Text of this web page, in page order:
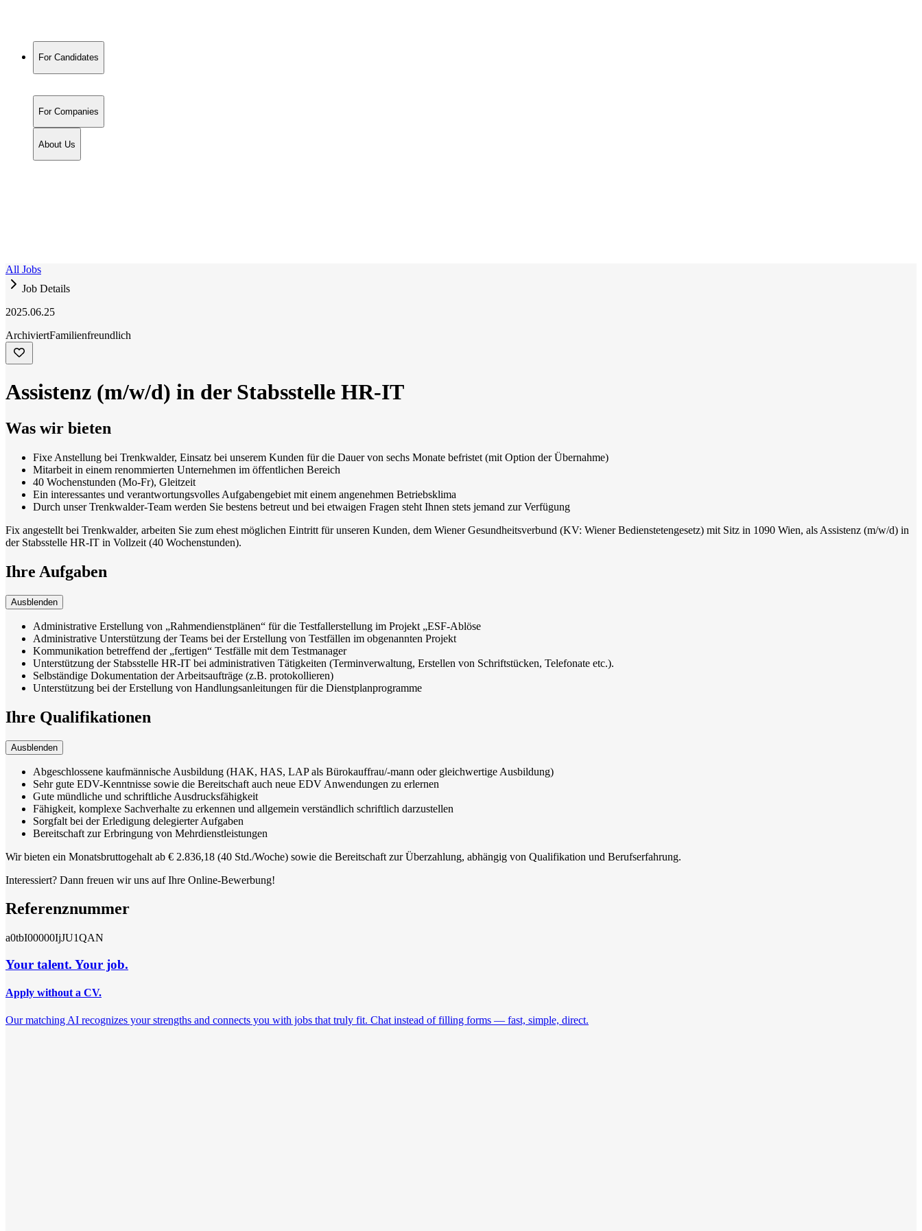
For Candidates
For Companies
About Us
All Jobs
Job Details
2025.06.25
ArchiviertFamilienfreundlich
Assistenz (m/w/d) in der Stabsstelle HR-IT
Was wir bieten
Fixe Anstellung bei Trenkwalder, Einsatz bei unserem Kunden für die Dauer von sechs Monate befristet (mit Option der Übernahme)
Mitarbeit in einem renommierten Unternehmen im öffentlichen Bereich
40 Wochenstunden (Mo-Fr), Gleitzeit
Ein interessantes und verantwortungsvolles Aufgabengebiet mit einem angenehmen Betriebsklima
Durch unser Trenkwalder-Team werden Sie bestens betreut und bei etwaigen Fragen steht Ihnen stets jemand zur Verfügung
Fix angestellt bei Trenkwalder, arbeiten Sie zum ehest möglichen Eintritt für unseren Kunden, dem Wiener Gesundheitsverbund (KV: Wiener Bedienstetengesetz) mit Sitz in 1090 Wien, als Assistenz (m/w/d) in
der Stabsstelle HR-IT in Vollzeit (40 Wochenstunden).
Ihre Aufgaben
Ausblenden
Administrative Erstellung von „Rahmendienstplänen“ für die Testfallerstellung im Projekt „ESF-Ablöse
Administrative Unterstützung der Teams bei der Erstellung von Testfällen im obgenannten Projekt
Kommunikation betreffend der „fertigen“ Testfälle mit dem Testmanager
Unterstützung der Stabsstelle HR-IT bei administrativen Tätigkeiten (Terminverwaltung, Erstellen von Schriftstücken, Telefonate etc.).
Selbständige Dokumentation der Arbeitsaufträge (z.B. protokollieren)
Unterstützung bei der Erstellung von Handlungsanleitungen für die Dienstplanprogramme
Ihre Qualifikationen
Ausblenden
Abgeschlossene kaufmännische Ausbildung (HAK, HAS, LAP als Bürokauffrau/-mann oder gleichwertige Ausbildung)
Sehr gute EDV-Kenntnisse sowie die Bereitschaft auch neue EDV Anwendungen zu erlernen
Gute mündliche und schriftliche Ausdrucksfähigkeit
Fähigkeit, komplexe Sachverhalte zu erkennen und allgemein verständlich schriftlich darzustellen
Sorgfalt bei der Erledigung delegierter Aufgaben
Bereitschaft zur Erbringung von Mehrdienstleistungen
Wir bieten ein Monatsbruttogehalt ab € 2.836,18 (40 Std./Woche) sowie die Bereitschaft zur Überzahlung, abhängig von Qualifikation und Berufserfahrung.
Interessiert? Dann freuen wir uns auf Ihre Online-Bewerbung!
Referenznummer
a0tbI00000IjJU1QAN
Your talent. Your job.
Apply without a CV.
Our matching AI recognizes your strengths and connects you with jobs that truly fit. Chat instead of filling forms — fast, simple, direct.